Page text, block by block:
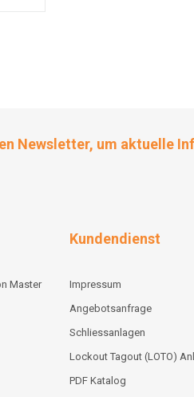
Newsletter, um aktuelle
Master
Kundendienst
Impressum
Angebotsanfrage
Schliessanlagen
Lockout Tagout (LOTO)
PDF Katalog